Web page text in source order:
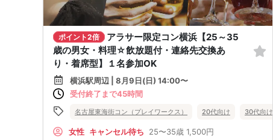
ポイント2倍
アラサー限定コン横浜【25～35
歳の男女・料理☆飲放題付・連絡先交換あ
り・着席型】１名参加OK
横浜駅周辺 | 8月9日(日) 14:00〜
受付終了まで45時間
名古屋東海街コン（プレイワークス） 20代向け 30代向け
女性 キャンセル待ち 25〜35歳 1,500円